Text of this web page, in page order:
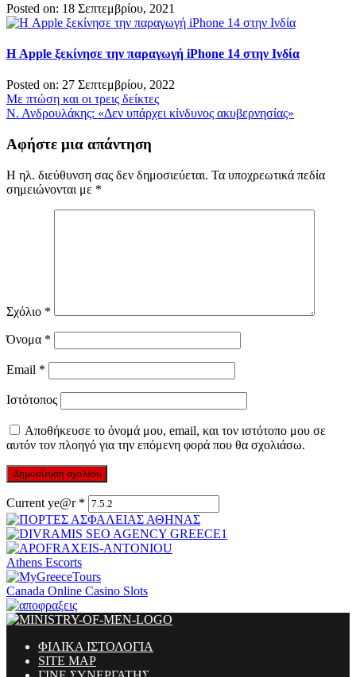
Posted on: 18 Σεπτεμβρίου, 2021
Η Apple ξεκίνησε την παραγωγή iPhone 14 στην Ινδία
Posted on: 27 Σεπτεμβρίου, 2022
Πλοήγηση
άρθρων
Με πτώση και οι τρεις δείκτες
Ν. Ανδρουλάκης: «Δεν υπάρχει κίνδυνος ακυβερνησίας»
Αφήστε μια απάντηση
Η ηλ. διεύθυνση σας δεν δημοσιεύεται. Τα υποχρεωτικά πεδία
σημειώνονται με *
Σχόλιο *
Όνομα *
Email *
Ιστότοπος
Αποθήκευσε το όνομά μου, email, και τον ιστότοπο μου σε
αυτόν τον πλοηγό για την επόμενη φορά που θα σχολιάσω.
Current ye@r *
Athens Escorts
Canada Online Casino Slots
ΦΙΛΙΚΑ ΙΣΤΟΛΟΓΙΑ
SITE MAP